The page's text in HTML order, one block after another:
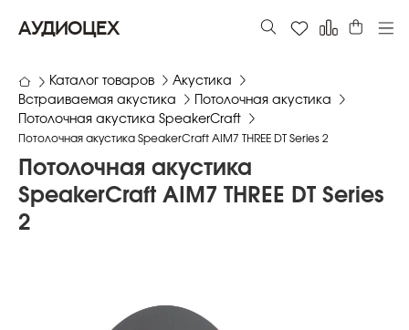
АУДИОЦЕХ
Каталог товаров
Акустика
Встраиваемая акустика
Потолочная акустика
Потолочная акустика SpeakerCraft
Потолочная акустика SpeakerCraft AIM7 THREE DT Series 2
Потолочная акустика
SpeakerCraft AIM7 THREE DT Series
2